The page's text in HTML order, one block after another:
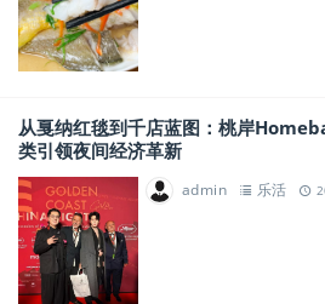
从戛纳红毯到千店蓝图：桃岸
类引领夜间经济革新
admin 乐活